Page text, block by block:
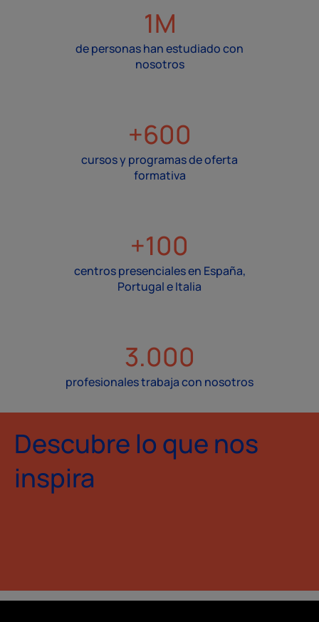
1M
de personas han estudiado con
nosotros
+600
cursos y programas de oferta
formativa
+100
centros presenciales en España,
Portugal e Italia
3.000
profesionales trabaja con nosotros
Descubre lo que nos
inspira